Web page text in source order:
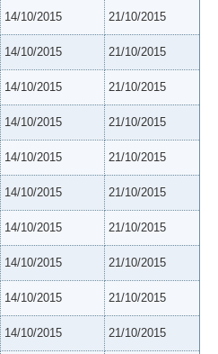
14/10/2015 21/10/2015
14/10/2015 21/10/2015
14/10/2015 21/10/2015
14/10/2015 21/10/2015
14/10/2015 21/10/2015
14/10/2015 21/10/2015
14/10/2015 21/10/2015
14/10/2015 21/10/2015
14/10/2015 21/10/2015
14/10/2015 21/10/2015